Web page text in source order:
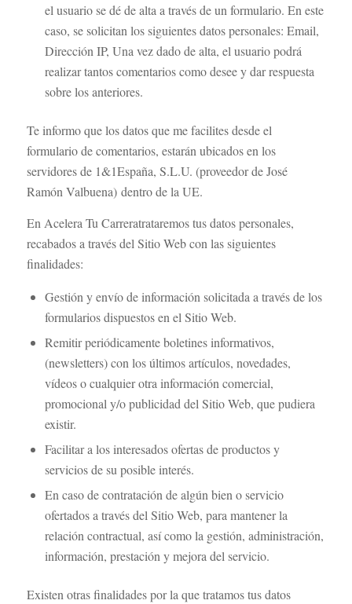
el usuario se dé de alta a través de un formulario. En este
caso, se solicitan los siguientes datos personales: Email,
Dirección IP, Una vez dado de alta, el usuario podrá
realizar tantos comentarios como desee y dar respuesta
sobre los anteriores.
Te informo que los datos que me facilites desde el
formulario de comentarios, estarán ubicados en los
servidores de 1&1España, S.L.U. (proveedor de José
Ramón Valbuena) dentro de la UE.
En Acelera Tu Carreratrataremos tus datos personales,
recabados a través del Sitio Web con las siguientes
finalidades:
Gestión y envío de información solicitada a través de los
formularios dispuestos en el Sitio Web.
Remitir periódicamente boletines informativos,
(newsletters) con los últimos artículos, novedades,
vídeos o cualquier otra información comercial,
promocional y/o publicidad del Sitio Web, que pudiera
existir.
Facilitar a los interesados ofertas de productos y
servicios de su posible interés.
En caso de contratación de algún bien o servicio
ofertados a través del Sitio Web, para mantener la
relación contractual, así como la gestión, administración,
información, prestación y mejora del servicio.
Existen otras finalidades por la que tratamos tus datos